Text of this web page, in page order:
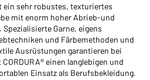
ein sehr robustes, texturiertes
mit enorm hoher Abrieb-und
Garne, eigens
und Färbemethoden und
Ausrüstungen garantieren bei
einen langlebigen und
Einsatz als Berufsbekleidung.